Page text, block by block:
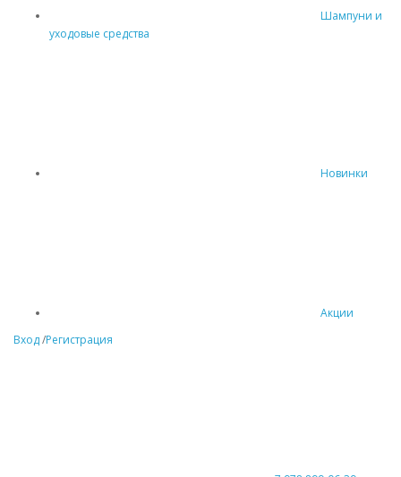
Шампуни и
уходовые средства
Новинки
Акции
Вход/Регистрация